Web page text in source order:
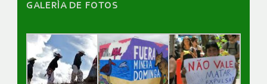
GALERÌA DE FOTOS